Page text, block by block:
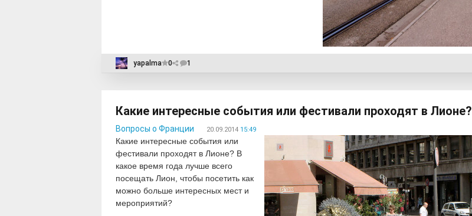
yapalma 0 1
Какие интересные события или фестивали проходят в Лионе?
Вопросы о Франции 20.09.2014 15:49
Какие интересные события или
фестивали проходят в Лионе? В
какое время года лучше всего
посещать Лион, чтобы посетить как
можно больше интересных мест и
мероприятий?